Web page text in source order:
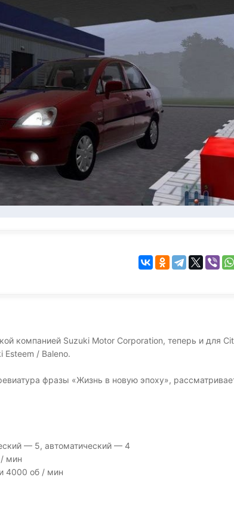
DELIVERANCE
бродилка
компанией Suzuki Motor Corporation, теперь и для
Esteem / Baleno.
фразы «Жизнь в новую эпоху»,
— 5, автоматический — 4
мин
4000 об / мин